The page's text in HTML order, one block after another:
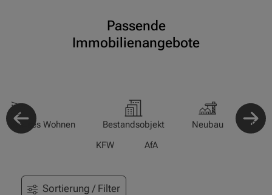
Passende
Immobilienangebote
Wohnen Bestandsobjekt Neubau
KFW
AfA
Sortierung / Filter